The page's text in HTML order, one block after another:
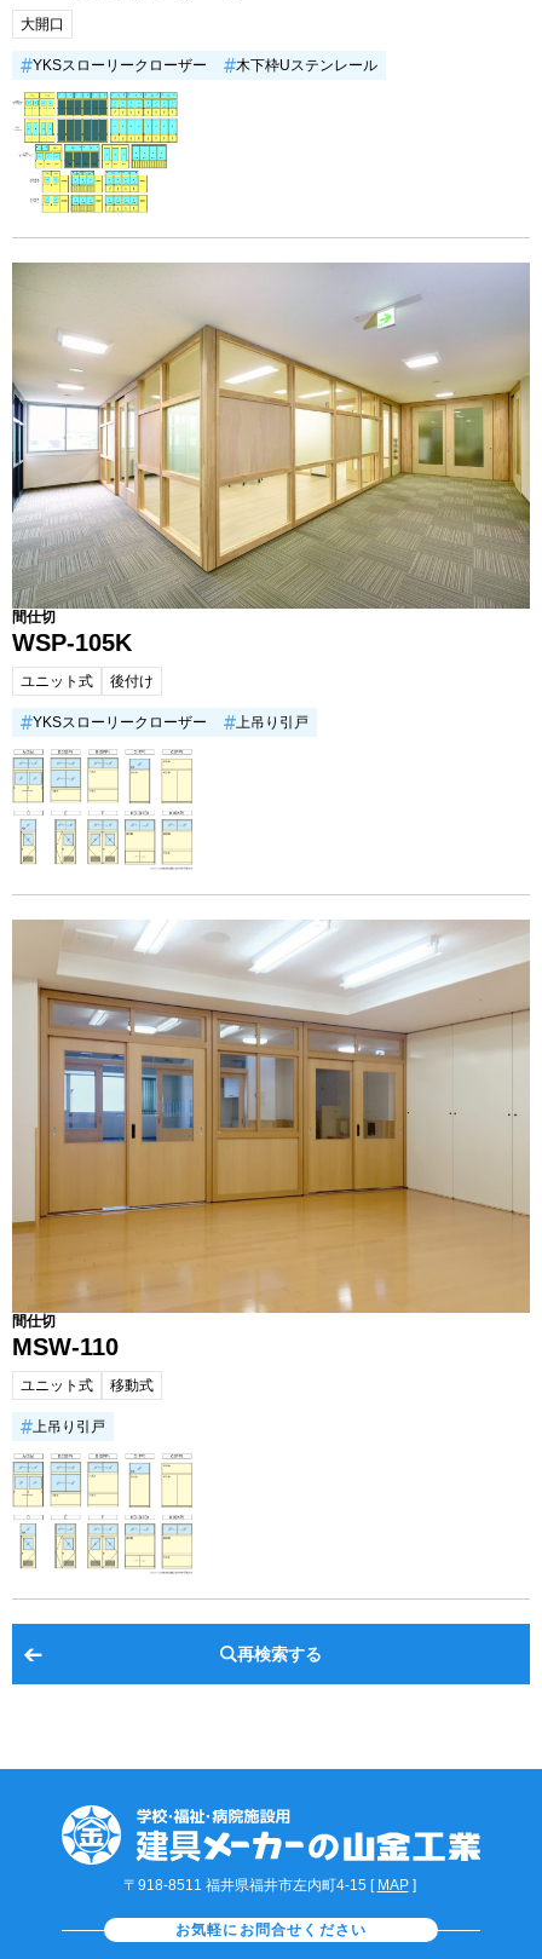
大開口
YKSスローリークローザー 木下枠Uステンレール
間仕切
WSP-105K
ユニット式 後付け
YKSスローリークローザー 上吊り引戸
間仕切
MSW-110
ユニット式 移動式
上吊り引戸
再検索する
〒918-8511 福井県福井市左内町4-15 [ MAP]
お気軽にお問合せください